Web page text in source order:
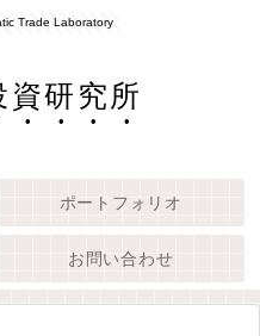
Trade Laboratory
研究所
ポートフォリオ
お問い合わせ